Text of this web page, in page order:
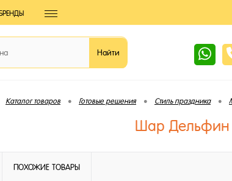
Каталог товаров • Готовые решения • Стиль праздника •
Шар Дельфин
ПОХОЖИЕ ТОВАРЫ